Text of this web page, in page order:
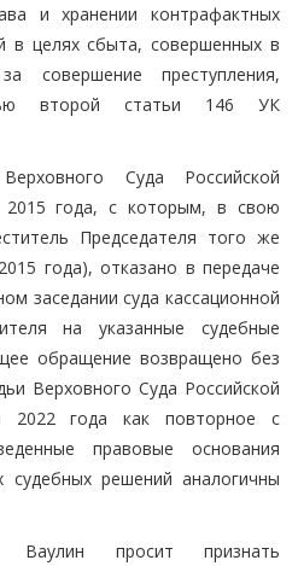
и хранении контрафактных
в целях сбыта, совершенных в
совершение преступления,
второй статьи 146 УК
Суда Российской
года, с которым, в свою
Председателя того же
года), отказано в передаче
заседании суда кассационной
на указанные судебные
обращение возвращено без
Верховного Суда Российской
2022 года как повторное с
правовые основания
судебных решений аналогичны
просит признать